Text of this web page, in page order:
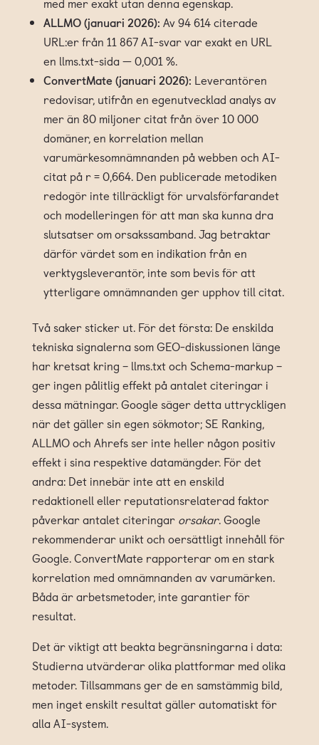
ALLMO (januari 2026): Av 94 614 citerade
URL:er från 11 867 AI-svar var exakt en URL
en llms.txt-sida — 0,001 %.
ConvertMate (januari 2026): Leverantören
redovisar, utifrån en egenutvecklad analys av
mer än 80 miljoner citat från över 10 000
domäner, en korrelation mellan
varumärkesomnämnanden på webben och AI-
citat på r = 0,664. Den publicerade metodiken
redogör inte tillräckligt för urvalsförfarandet
och modelleringen för att man ska kunna dra
slutsatser om orsakssamband. Jag betraktar
därför värdet som en indikation från en
verktygsleverantör, inte som bevis för att
ytterligare omnämnanden ger upphov till citat.
Två saker sticker ut. För det första: De enskilda
tekniska signalerna som GEO-diskussionen länge
har kretsat kring – llms.txt och Schema-markup –
ger ingen pålitlig effekt på antalet citeringar i
dessa mätningar. Google säger detta uttryckligen
när det gäller sin egen sökmotor; SE Ranking,
ALLMO och Ahrefs ser inte heller någon positiv
effekt i sina respektive datamängder. För det
andra: Det innebär inte att en enskild
redaktionell eller reputationsrelaterad faktor
påverkar antalet citeringar orsakar. Google
rekommenderar unikt och oersättligt innehåll för
Google. ConvertMate rapporterar om en stark
korrelation med omnämnanden av varumärken.
Båda är arbetsmetoder, inte garantier för
resultat.
Det är viktigt att beakta begränsningarna i data:
Studierna utvärderar olika plattformar med olika
metoder. Tillsammans ger de en samstämmig bild,
men inget enskilt resultat gäller automatiskt för
alla AI-system.